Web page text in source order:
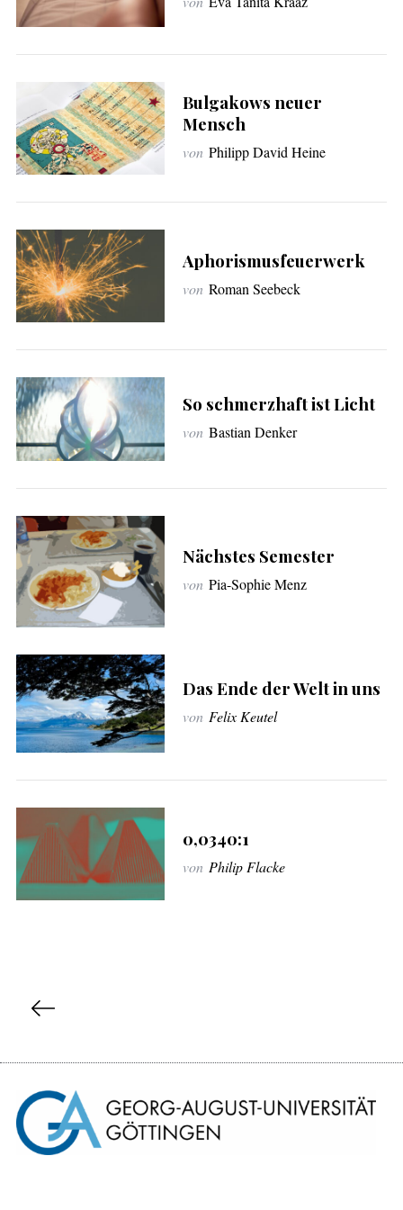
c
h
:
Bulgakows neuer
Mensch
von Philipp David Heine
Aphorismusfeuerwerk
von Roman Seebeck
So schmerzhaft ist Licht
von Bastian Denker
Nächstes Semester
von Pia-Sophie Menz
Das Ende der Welt in uns
von Felix Keutel
0,0340:1
von Philip Flacke
t
n
n
S
u
c
h
n
n
a
c
h
: